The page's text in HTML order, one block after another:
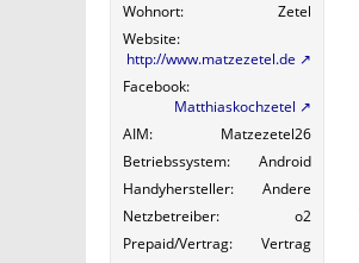
Wohnort
Zetel
Website
http://www.matzezetel.de
Facebook
Matthiaskochzetel
AIM
Matzezetel26
Betriebssystem
Android
Handyhersteller
Andere
Netzbetreiber
o2
Prepaid/Vertrag
Vertrag